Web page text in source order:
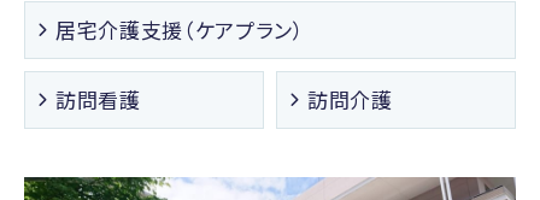
居宅介護支援（ケアプラン）
訪問看護 訪問介護